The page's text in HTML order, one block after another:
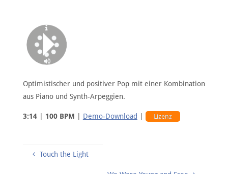
Optimistischer und positiver Pop mit einer Kombination
aus Piano und Synth-Arpeggien.
3:14| 100 BPM Demo-Download Lizenz
Touch the Light